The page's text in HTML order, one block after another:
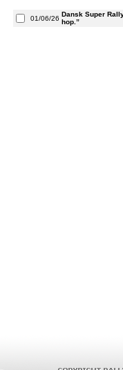
01/06/26
Dansk Super
hop.”